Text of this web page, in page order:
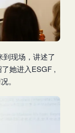
到现场，讲述了
她进入ESGF ,
。